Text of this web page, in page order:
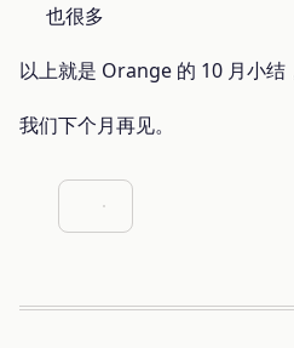
也很多
以上就是 Orange 的 10 月小结
我们下个月再见。